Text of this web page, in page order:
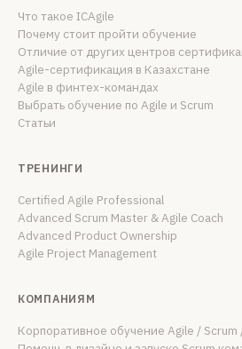
Что такое ICAgile
Почему стоит пройти обучение
Отличие от других центров
Agile-сертификация в Казахстане
Agile в финтех-командах
Выбрать обучение по Agile и Scrum
Статьи
ТРЕНИНГИ
Certified Agile Professional
Advanced Scrum Master & Agile Coach
Advanced Product Ownership
Agile Project Management
КОМПАНИЯМ
Корпоративное обучение Agile / Scrum